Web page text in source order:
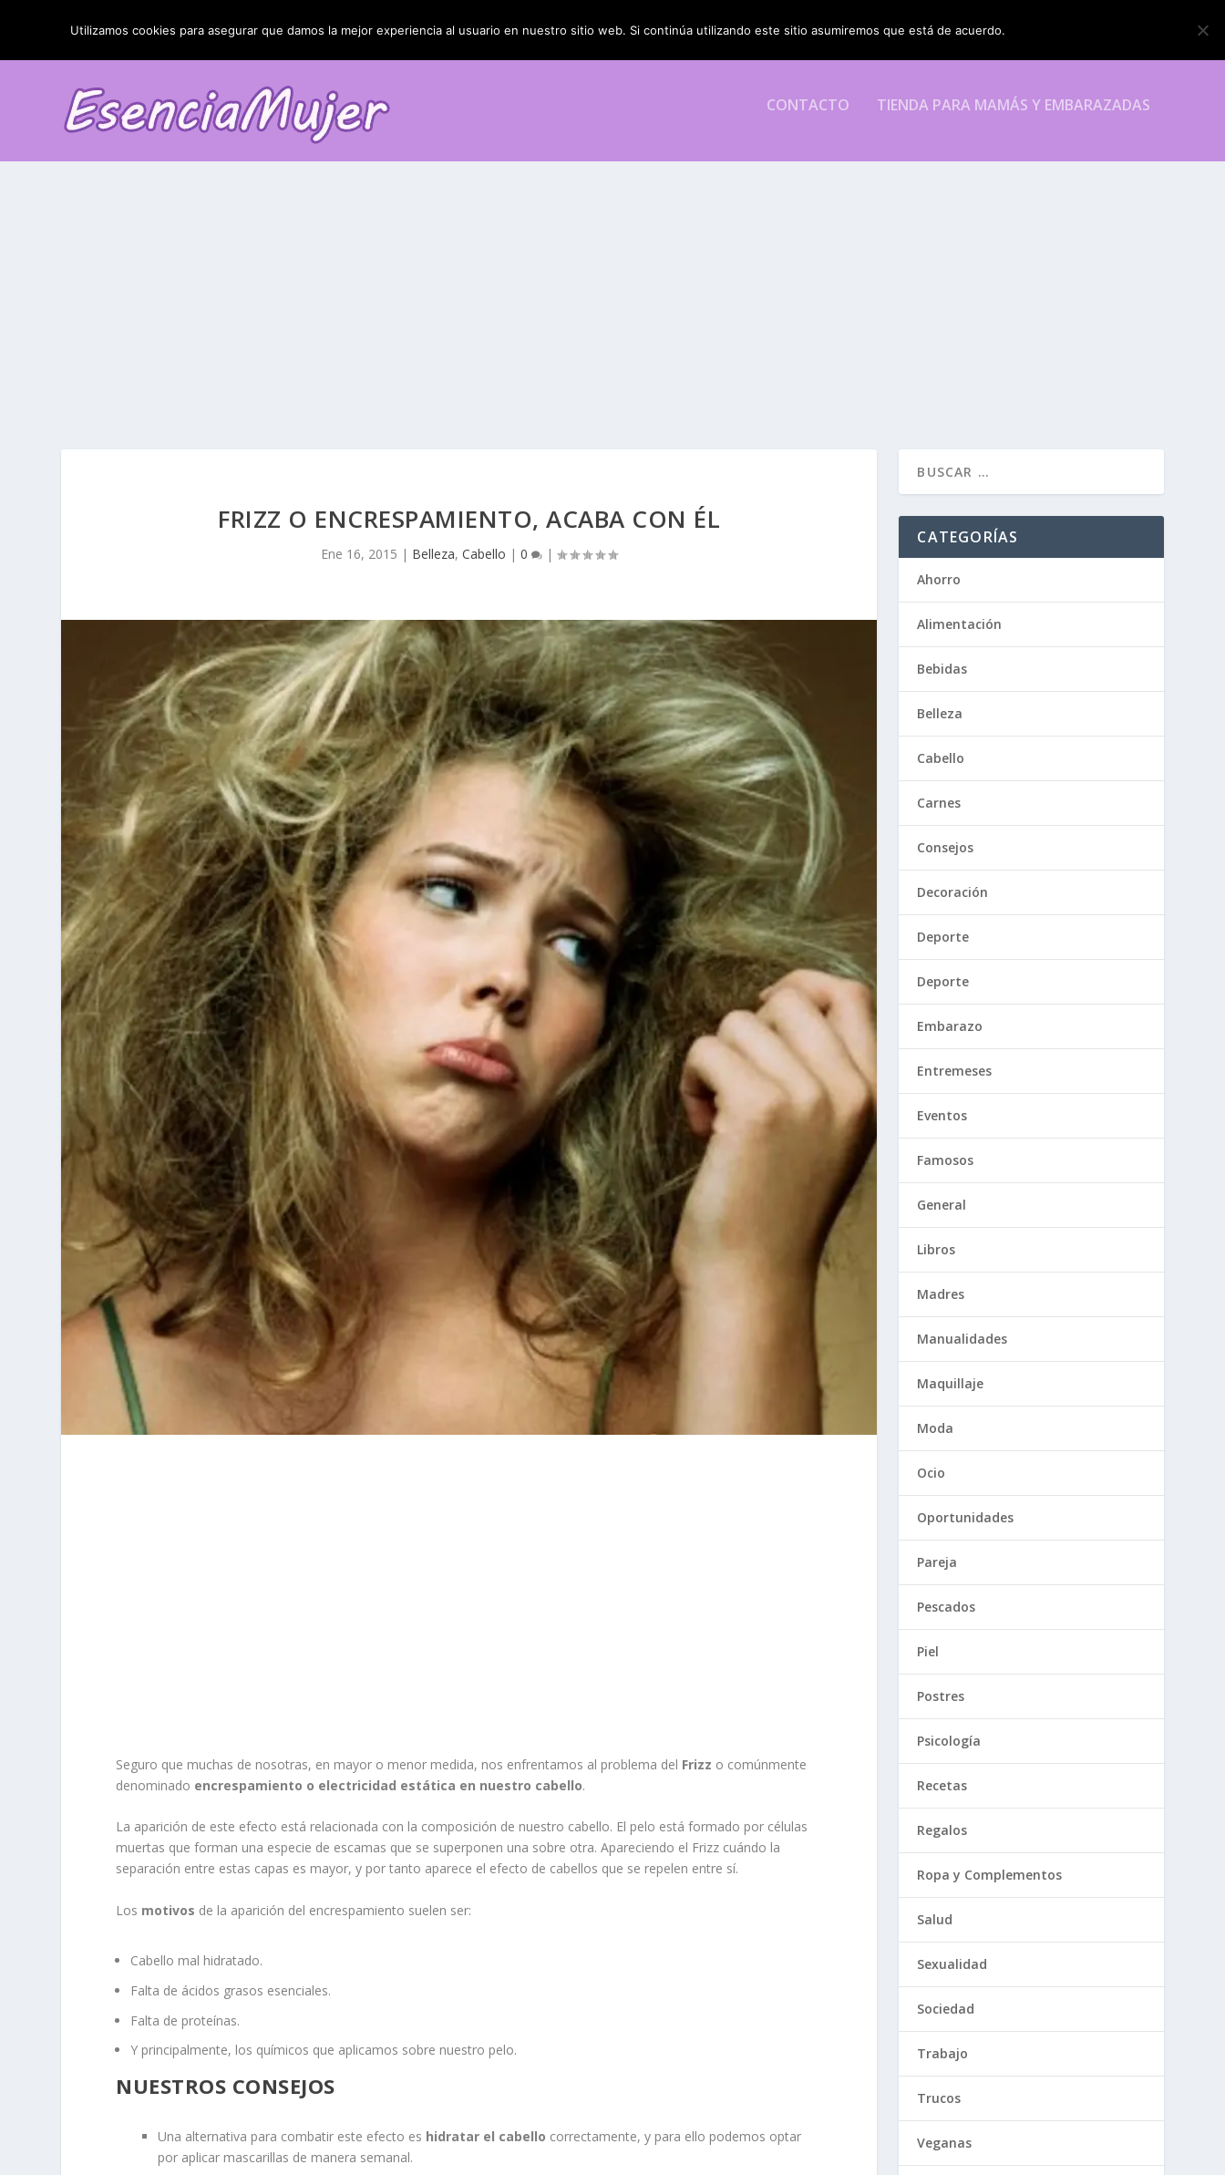
TENDENCIAS: La blefaroplastia y sus resultados
CONTACTO TIENDA PARA MAMÁS Y EMBARAZADAS
FRIZZ O ENCRESPAMIENTO, ACABA CON ÉL
Ene 16, 2015 | Belleza,Cabello |0 |
Seguro que muchas de nosotras, en mayor o menor medida, nos enfrentamos al problema del Frizz o comúnmente
denominado encrespamiento o electricidad estática en nuestro cabello.
La aparición de este efecto está relacionada con la composición de nuestro cabello. El pelo está formado por células
muertas que forman una especie de escamas que se superponen una sobre otra. Apareciendo el Frizz cuándo la
separación entre estas capas es mayor, y por tanto aparece el efecto de cabellos que se repelen entre sí.
Los motivos de la aparición del encrespamiento suelen ser:
Cabello mal hidratado.
Falta de ácidos grasos esenciales.
Falta de proteínas.
Y principalmente, los químicos que aplicamos sobre nuestro pelo.
NUESTROS CONSEJOS
Una alternativa para combatir este efecto es hidratar el cabello correctamente, y para ello podemos optar
por aplicar mascarillas de manera semanal.
CATEGORÍAS
Ahorro
Alimentación
Bebidas
Belleza
Cabello
Carnes
Consejos
Decoración
Deporte
Deporte
Embarazo
Entremeses
Eventos
Famosos
General
Libros
Madres
Manualidades
Maquillaje
Moda
Ocio
Oportunidades
Pareja
Pescados
Piel
Postres
Psicología
Recetas
Regalos
Ropa y Complementos
Salud
Sexualidad
Sociedad
Trabajo
Trucos
Veganas
Utilizamos cookies para asegurar que damos la mejor experiencia al usuario en nuestro sitio web. Si continúa utilizando este sitio asumiremos que está de acuerdo.